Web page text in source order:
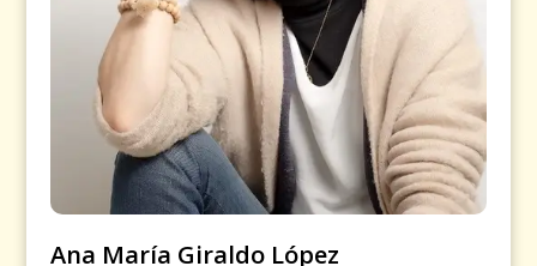
Ana María Giraldo López